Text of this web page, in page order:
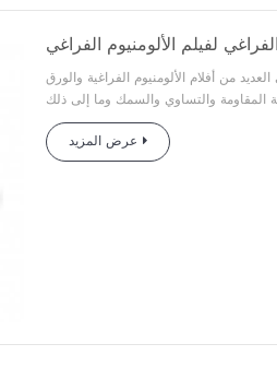
من أفلام الألومنيوم الفراغية والورق
عرض المزيد